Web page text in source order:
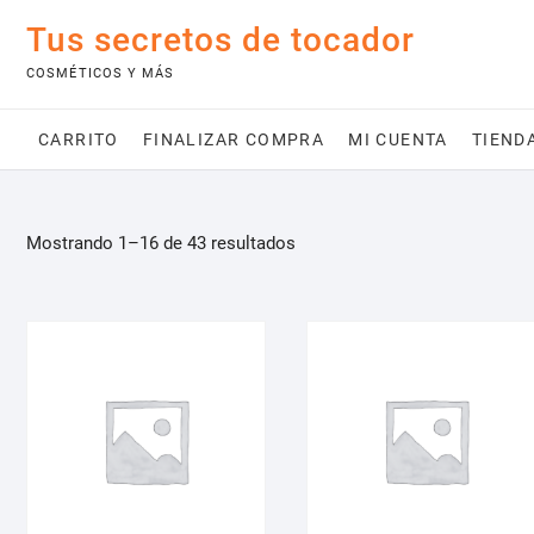
contenido
Tus secretos de tocador
COSMÉTICOS Y MÁS
CARRITO FINALIZAR COMPRA MI CUENTA
Mostrando 1–16 de 43 resultados